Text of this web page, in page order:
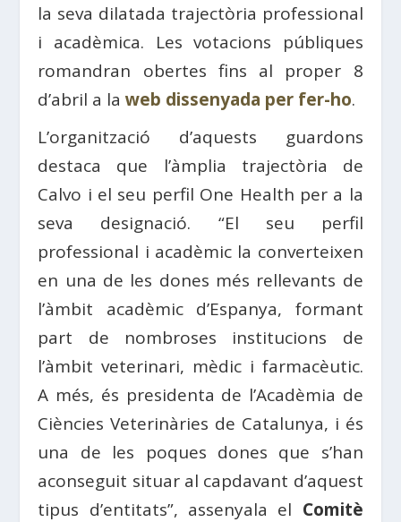
la seva dilatada trajectòria professional
i acadèmica. Les votacions públiques
romandran obertes fins al proper 8
d’abril a laweb dissenyada per fer-ho.
L’organització d’aquests guardons
destaca que l’àmplia trajectòria de
Calvo i el seu perfil One Health per a la
seva designació. “El seu perfil
professional i acadèmic la converteixen
en una de les dones més rellevants de
l’àmbit acadèmic d’Espanya, formant
part de nombroses institucions de
l’àmbit veterinari, mèdic i farmacèutic.
A més, és presidenta de l’Acadèmia de
Ciències Veterinàries de Catalunya, i és
una de les poques dones que s’han
aconseguit situar al capdavant d’aquest
tipus d’entitats”, assenyala el Comitè